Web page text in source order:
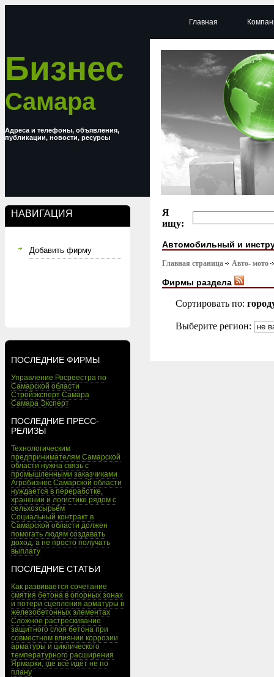
Бизнес
Самара
Адреса и телефоны, объявления,
публикации, новости, ресурсы
НАВИГАЦИЯ
Добавить фирму
ПОСЛЕДНИЕ ФИРМЫ
Управление Росреестра по
Самарской области
Стройэксперт Самара
Самара Эксперт
ПОСЛЕДНИЕ ПРЕСС-
РЕЛИЗЫ
Технологическим
предпринимателям Самарской
области нужна связь с
промышленными заказчиками
Агробизнес Самарской области
нуждается в переработке,
хранении и логистике рядом с
сельхозсырьём
Социальный контракт в
Самарской области должен
помогать людям создавать
доход, а не просто получать
выплату
ПОСЛЕДНИЕ СТАТЬИ
Как развивается сочетание
смятия бетона в опорных зонах
и потери сцепления арматуры в
железобетонных элементах
Сложное растрескивание
защитного слоя бетона при
совместном влиянии коррозии
арматуры и циклического
температурного расширения
Ярмарки, где всё идёт не по
плану
Главная
Я
ищу:
Автомобильный и
Главная страница Авто- мото
Фирмы раздела
Сортировать по:
Выберите регион: